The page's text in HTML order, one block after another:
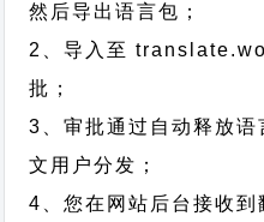
然后导出语言包；
2、导入至
批；
3、审批通过自动释放
文用户分发；
4、您在网站后台接收到